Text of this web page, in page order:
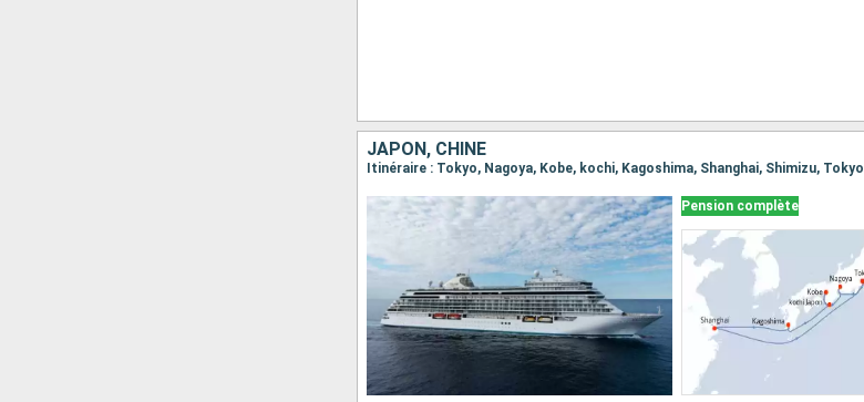
JAPON, CHINE
Itinéraire : Tokyo, Nagoya, Kobe, kochi, Kagoshima, Shanghai, Shimizu, Tokyo
Pension complète